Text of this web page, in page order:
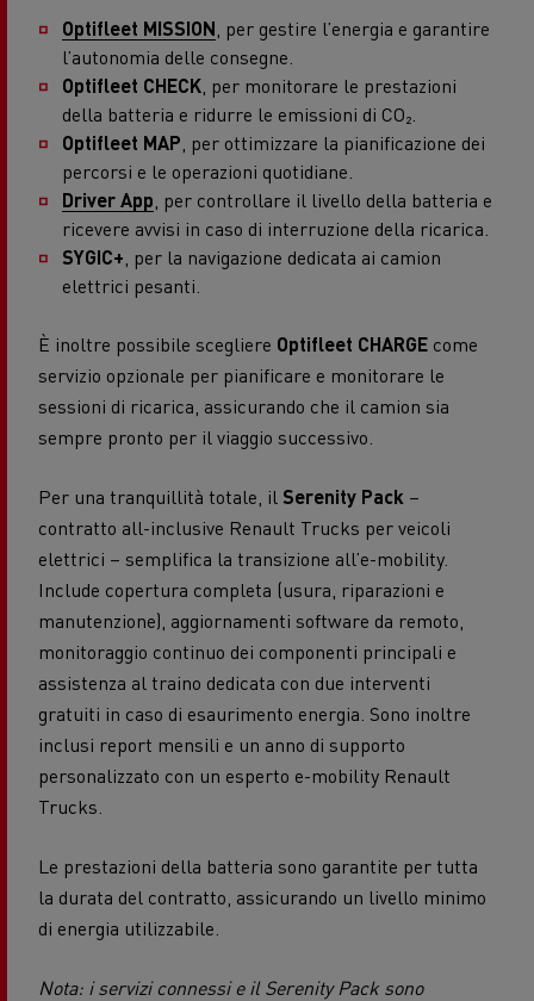
Optifleet MISSION, per gestire l’energia e garantire
l’autonomia delle consegne.
Optifleet CHECK, per monitorare le prestazioni
della batteria e ridurre le emissioni di CO₂.
Optifleet MAP, per ottimizzare la pianificazione dei
percorsi e le operazioni quotidiane.
Driver App, per controllare il livello della batteria e
ricevere avvisi in caso di interruzione della ricarica.
SYGIC+, per la navigazione dedicata ai camion
elettrici pesanti.
È inoltre possibile scegliere Optifleet CHARGE come
servizio opzionale per pianificare e monitorare le
sessioni di ricarica, assicurando che il camion sia
sempre pronto per il viaggio successivo.
Per una tranquillità totale, ilSerenity Pack –
contratto all-inclusive Renault Trucks per veicoli
elettrici – semplifica la transizione all’e-mobility.
Include copertura completa (usura, riparazioni e
manutenzione), aggiornamenti software da remoto,
monitoraggio continuo dei componenti principali e
assistenza al traino dedicata con due interventi
gratuiti in caso di esaurimento energia. Sono inoltre
inclusi report mensili e un anno di supporto
personalizzato con un esperto e-mobility Renault
Trucks.
Le prestazioni della batteria sono garantite per tutta
la durata del contratto, assicurando un livello minimo
di energia utilizzabile.
Nota: i servizi connessi e il Serenity Pack sono